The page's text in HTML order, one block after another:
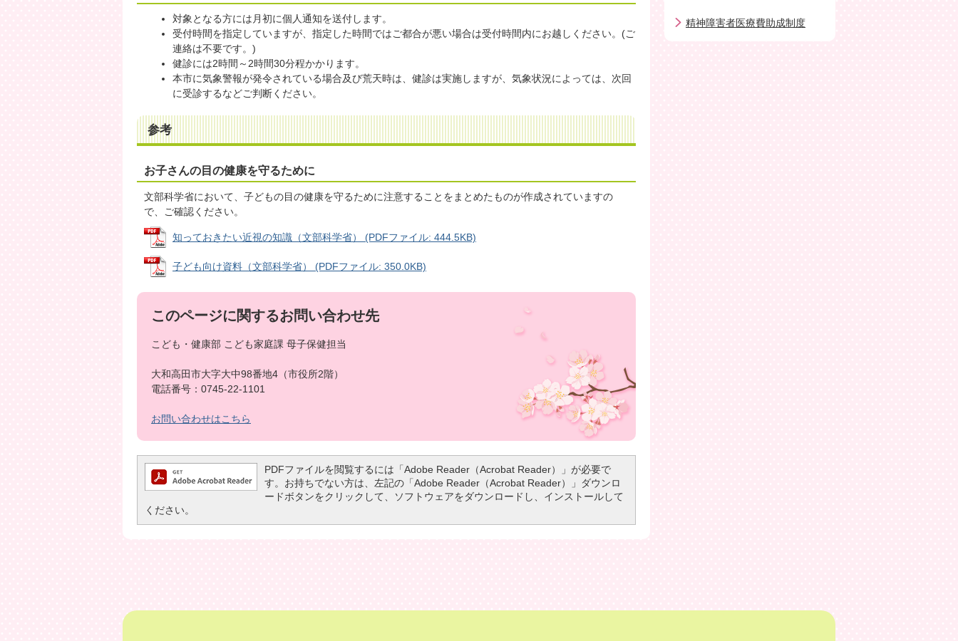
対象となる方には月初に個人通知を送付します。
受付時間を指定していますが、指定した時間ではご都合が悪い場合は受付時間内にお越しください。(ご
連絡は不要です。)
健診には2時間～2時間30分程かかります。
本市に気象警報が発令されている場合及び荒天時は、健診は実施しますが、気象状況によっては、次回
に受診するなどご判断ください。
参考
お子さんの目の健康を守るために
文部科学省において、子どもの目の健康を守るために注意することをまとめたものが作成されていますの
で、ご確認ください。
知っておきたい近視の知識（文部科学省） (PDFファイル: 444.5KB)
子ども向け資料（文部科学省） (PDFファイル: 350.0KB)
このページに関するお問い合わせ先
こども・健康部 こども家庭課 母子保健担当
大和高田市大字大中98番地4（市役所2階）
電話番号：0745-22-1101
お問い合わせはこちら
PDFファイルを閲覧するには「Adobe Reader（Acrobat Reader）」が必要で
す。お持ちでない方は、左記の「Adobe Reader（Acrobat Reader）」ダウンロ
ードボタンをクリックして、ソフトウェアをダウンロードし、インストールして
ください。
精神障害者医療費助成制度